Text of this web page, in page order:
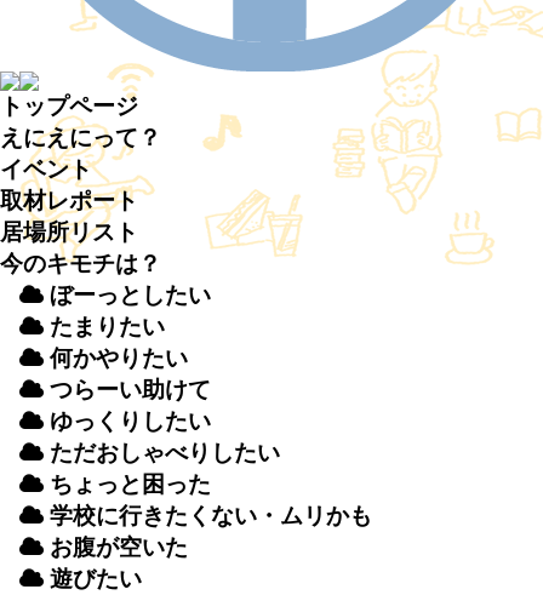
トップページ
えにえにって？
イベント
取材レポート
居場所リスト
今のキモチは？
ぼーっとしたい
たまりたい
何かやりたい
つらーい助けて
ゆっくりしたい
ただおしゃべりしたい
ちょっと 困 った
学校に行きたくない・ムリかも
お腹が空いた
遊びたい